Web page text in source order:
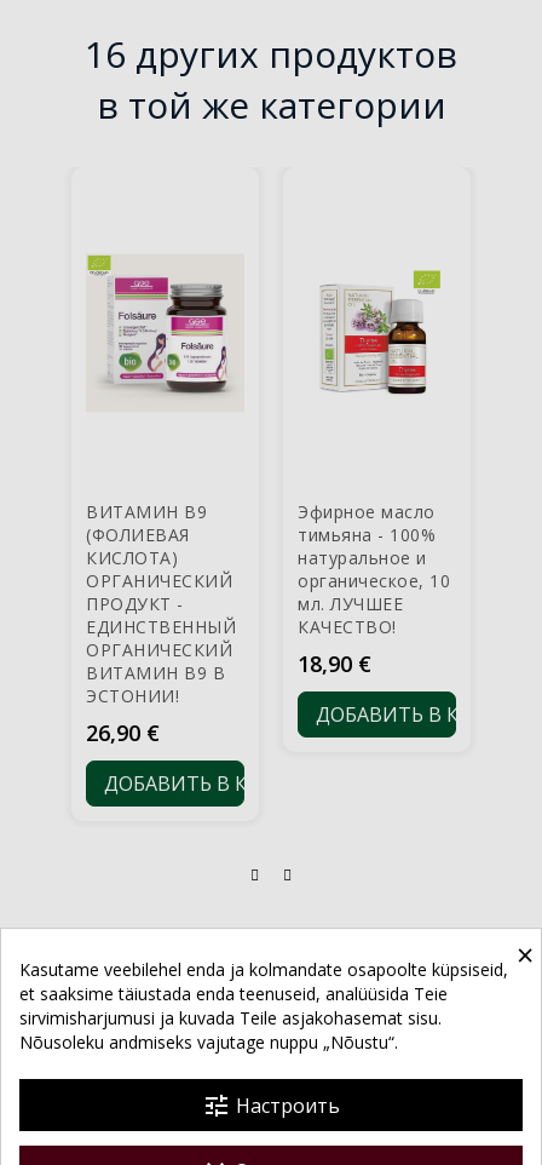
16 других продуктов
в той же категории
ВИТАМИН В9
(ФОЛИЕВАЯ
КИСЛОТА)
ОРГАНИЧЕСКИЙ
ПРОДУКТ -
ЕДИНСТВЕННЫЙ
ОРГАНИЧЕСКИЙ
ВИТАМИН В9 В
ЭСТОНИИ!
Цена
26,90 €
ДОБАВИТЬ В КОРЗИНУ
Эфирное масло
тимьяна - 100%
натуральное и
органическое, 10
мл. ЛУЧШЕЕ
КАЧЕСТВО!
Цена
18,90 €
ДОБАВИТЬ В КОРЗИНУ
ИНФОРМАЦИЯ О МАГАЗИНЕ
ПОПУЛЯРНЫЕ КАТЕГОРИИ
О КОМПАНИИ 
×
Kasutame veebilehel enda ja kolmandate osapoolte küpsiseid,
et saaksime täiustada enda teenuseid, analüüsida Teie
sirvimisharjumusi ja kuvada Teile asjakohasemat sisu.
Nõusoleku andmiseks vajutage nuppu „Nõustu“.
tune Настроить